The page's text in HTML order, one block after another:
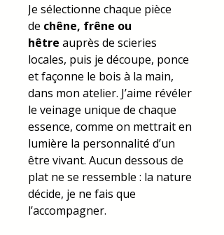
Je sélectionne chaque pièce
de chêne, frêne ou
hêtre auprès de scieries
locales, puis je découpe, ponce
et façonne le bois à la main,
dans mon atelier. J’aime révéler
le veinage unique de chaque
essence, comme on mettrait en
lumière la personnalité d’un
être vivant. Aucun dessous de
plat ne se ressemble : la nature
décide, je ne fais que
l’accompagner.